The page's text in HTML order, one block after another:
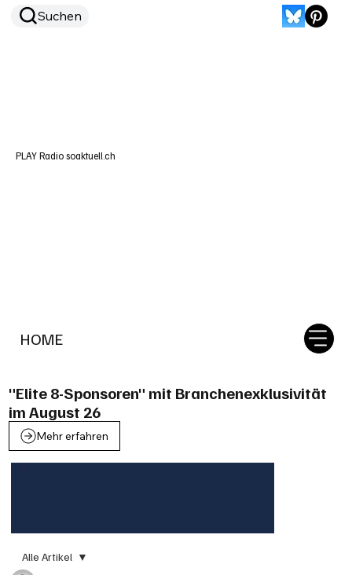
HOME
Suchen
PLAY Radio soaktuell.ch
"Elite 8-Sponsoren" mit Branchenexklusivität
im August 26
Mehr erfahren
Alle Artikel